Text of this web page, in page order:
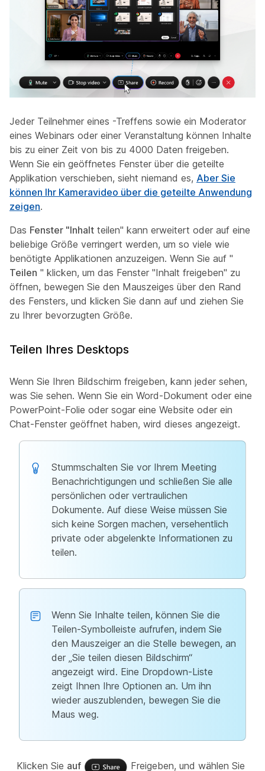
Jeder Teilnehmer eines -Treffens sowie ein Moderator
eines Webinars oder einer Veranstaltung können Inhalte
bis zu einer Zeit von bis zu 4000 Daten freigeben.
Wenn Sie ein geöffnetes Fenster über die geteilte
Applikation verschieben, sieht niemand es, Aber Sie
können Ihr Kameravideo über die geteilte Anwendung
zeigen.
Das Fenster "Inhalt teilen" kann erweitert oder auf eine
beliebige Größe verringert werden, um so viele wie
benötigte Applikationen anzuzeigen. Wenn Sie auf "
Teilen " klicken, um das Fenster "Inhalt freigeben" zu
öffnen, bewegen Sie den Mauszeiges über den Rand
des Fensters, und klicken Sie dann auf und ziehen Sie
zu Ihrer bevorzugten Größe.
Teilen Ihres Desktops
Wenn Sie Ihren Bildschirm freigeben, kann jeder sehen,
was Sie sehen. Wenn Sie ein Word-Dokument oder eine
PowerPoint-Folie oder sogar eine Website oder ein
Chat-Fenster geöffnet haben, wird dieses angezeigt.
Stummschalten Sie vor Ihrem Meeting
Benachrichtigungen und schließen Sie alle
persönlichen oder vertraulichen
Dokumente. Auf diese Weise müssen Sie
sich keine Sorgen machen, versehentlich
private oder abgelenkte Informationen zu
teilen.
Wenn Sie Inhalte teilen, können Sie die
Teilen-Symbolleiste aufrufen, indem Sie
den Mauszeiger an die Stelle bewegen, an
der „Sie teilen diesen Bildschirm“
angezeigt wird. Eine Dropdown-Liste
zeigt Ihnen Ihre Optionen an. Um ihn
wieder auszublenden, bewegen Sie die
Maus weg.
Klicken Sie auf Freigeben, und wählen Sie